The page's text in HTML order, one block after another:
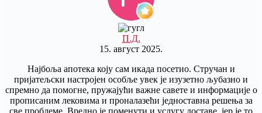
П.Д.
15. август 2025.
Најбоља апотека коју сам икада посетио. Стручан и
пријатељски настројен особље увек је изузетно љубазно и
спремно да помогне, пружајући важне савете и информације о
прописаним лековима и проналазећи једноставна решења за
све проблеме. Вредно је поменути и услугу доставе, јер је то